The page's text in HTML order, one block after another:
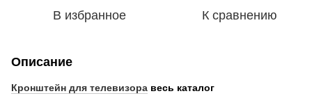
В избранное К сравнению
Описание
Кронштейн для телевизора весь каталог